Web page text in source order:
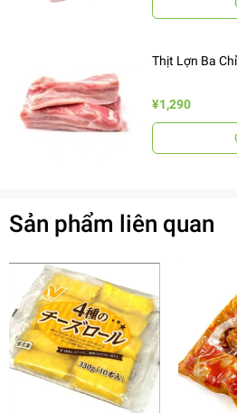
Thịt Lợn Ba
¥1,290
Sản phẩm liên quan